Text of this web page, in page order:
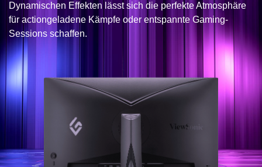
Dynamischen Effekten lässt sich die perfekte Atmosphäre
für actiongeladene Kämpfe oder entspannte Gaming-
Sessions schaffen.